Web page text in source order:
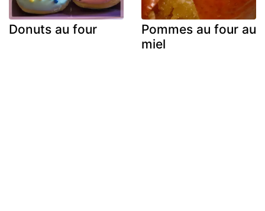
Donuts au four
Pommes au four au
miel